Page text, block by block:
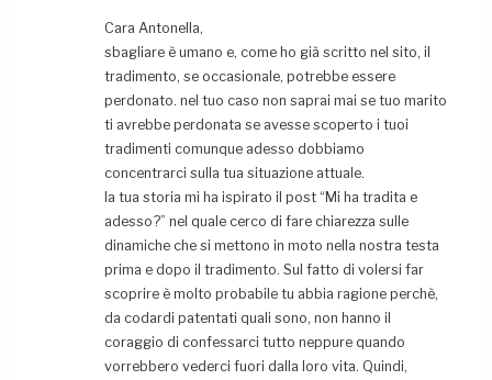
Cara Antonella,
sbagliare è umano e, come ho già scritto nel sito, il
tradimento, se occasionale, potrebbe essere
perdonato. nel tuo caso non saprai mai se tuo marito
ti avrebbe perdonata se avesse scoperto i tuoi
tradimenti comunque adesso dobbiamo
concentrarci sulla tua situazione attuale.
la tua storia mi ha ispirato il post “Mi ha tradita e
adesso?” nel quale cerco di fare chiarezza sulle
dinamiche che si mettono in moto nella nostra testa
prima e dopo il tradimento. Sul fatto di volersi far
scoprire è molto probabile tu abbia ragione perchè,
da codardi patentati quali sono, non hanno il
coraggio di confessarci tutto neppure quando
vorrebbero vederci fuori dalla loro vita. Quindi,